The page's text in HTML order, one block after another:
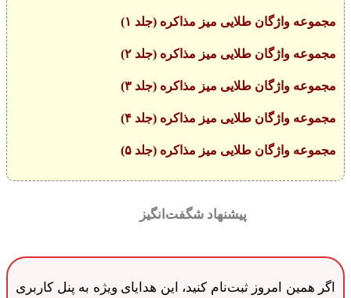
مجموعه واژگان طلایی میز مذاکره (جلد ۱)
مجموعه واژگان طلایی میز مذاکره (جلد ۲)
مجموعه واژگان طلایی میز مذاکره (جلد ۳)
مجموعه واژگان طلایی میز مذاکره (جلد ۴)
مجموعه واژگان طلایی میز مذاکره (جلد ۵)
پیشنهاد شگفت‌انگیز
اگر همین امروز ثبت‌نام کنید، این هدایای ویژه به پنل کاربری